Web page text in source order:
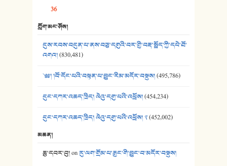
41. མཚན་ཚོགས་ཞབས་བྲོ་སྣ་མང་། - བོད་གཞས་ཕྱོགས་བསྒྲིགས།
36
ཀློག་མང་ཤོས།
དུས་རབས་བདུན་པ་ནས་བཅུ་དགུའི་བར་གྱི་བརྡ་སྤྲོད་ཀྱི་དཔེ་ཐོ་
འགའ།(830,481)
༄༅། །བོ་དོང་པའི་བསྟན་པ་བྱུང་རིམ་མདོར་བསྡུས།(495,786)
དུང་དཀར་འཆད་ཁྲིད། ལེའུ་དགུ་པའི་འཕྲོས།(454,234)
དུང་དཀར་འཆད་ཁྲིད། ལེའུ་དགུ་པའི་འཕྲོས། ༢(452,002)
མཆན།
ཆུ་དབར་བུ།onརུ་ལག་གྲོམ་པ་རྒྱང་གི་བྱུང་བ་མདོར་བསྡུས།